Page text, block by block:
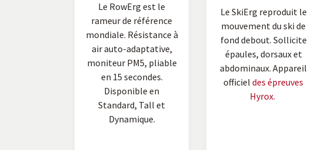
Le RowErg est le
rameur de référence
mondiale. Résistance à
air auto-adaptative,
moniteur PM5, pliable
en 15 secondes.
Disponible en
Standard, Tall et
Dynamique.
Le SkiErg reproduit le
mouvement du ski de
fond debout. Sollicite
épaules, dorsaux et
abdominaux. Appareil
officiel des épreuves
Hyrox.